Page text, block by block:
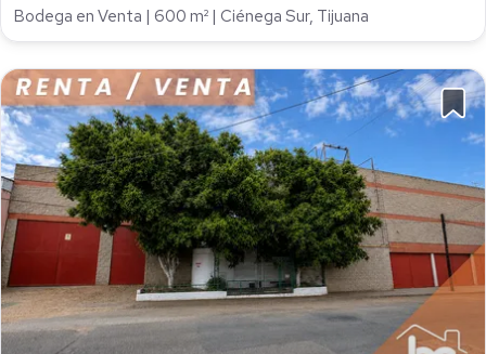
Bodega en Venta | 600 m² | Ciénega Sur, Tijuana